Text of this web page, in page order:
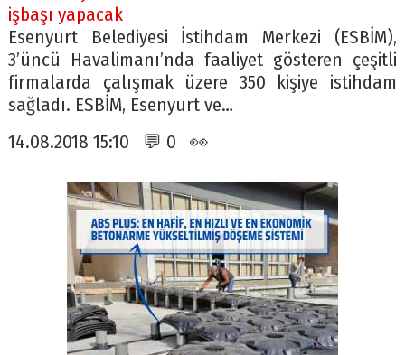
işbaşı yapacak
Esenyurt Belediyesi İstihdam Merkezi (ESBİM),
3’üncü Havalimanı’nda faaliyet gösteren çeşitli
firmalarda çalışmak üzere 350 kişiye istihdam
sağladı. ESBİM, Esenyurt ve…
14.08.2018 15:10 💬 0 👀